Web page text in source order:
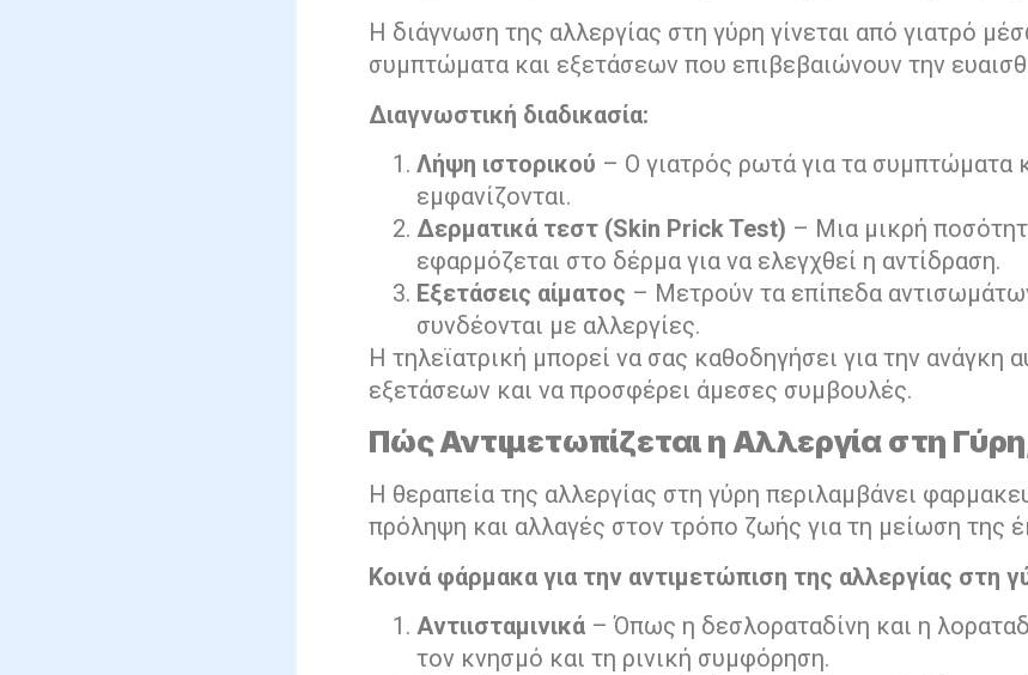
Η διάγνωση της αλλεργίας στη γύρη γίνεται από γιατρό
συμπτώματα και εξετάσεων που επιβεβαιώνουν την
Διαγνωστική διαδικασία:
Λήψη ιστορικού – Ο γιατρός ρωτά για τα συμπτώματα
εμφανίζονται.
Δερματικά τεστ (Skin Prick Test) – Μια μικρή
εφαρμόζεται στο δέρμα για να ελεγχθεί η αντίδραση.
Εξετάσεις αίματος – Μετρούν τα επίπεδα
συνδέονται με αλλεργίες.
Η τηλεϊατρική μπορεί να σας καθοδηγήσει για την ανάγκη
εξετάσεων και να προσφέρει άμεσες συμβουλές.
Πώς Αντιμετωπίζεται η Αλλεργία στη
Η θεραπεία της αλλεργίας στη γύρη περιλαμβάνει
πρόληψη και αλλαγές στον τρόπο ζωής για τη μείωση της
Κοινά φάρμακα για την αντιμετώπιση της αλλεργίας στη
Αντιισταμινικά – Όπως η δεσλοραταδίνη και η
τον κνησμό και τη ρινική συμφόρηση.